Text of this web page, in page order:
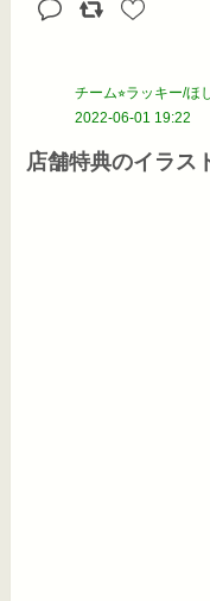
チーム⭐︎ラッキー/
2022-06-01 19:22
店舗特典のイラス